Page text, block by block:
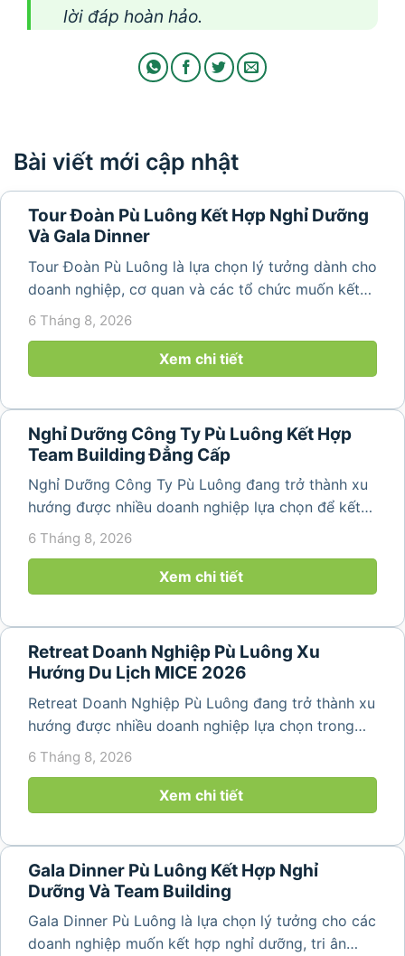
lời đáp hoàn hảo.
Bài viết mới cập nhật
Tour Đoàn Pù Luông Kết Hợp Nghỉ Dưỡng
Và Gala Dinner
Tour Đoàn Pù Luông là lựa chọn lý tưởng dành cho
doanh nghiệp, cơ quan và các tổ chức muốn kết
hợp nghỉ dưỡng, tham quan và tổ chức các hoạt
động gắn kết tập thể. Với cảnh quan thiên nhiên
nguyên sơ, không khí...
6 Tháng 8, 2026
Xem chi tiết
Nghỉ Dưỡng Công Ty Pù Luông Kết Hợp
Team Building Đẳng Cấp
Nghỉ Dưỡng Công Ty Pù Luông đang trở thành xu
hướng được nhiều doanh nghiệp lựa chọn để kết
hợp giữa nghỉ ngơi, tái tạo năng lượng và xây
lịch đơn thuần, nhiều công ty...
6 Tháng 8, 2026
Xem chi tiết
Retreat Doanh Nghiệp Pù Luông Xu
Hướng Du Lịch MICE 2026
Retreat Doanh Nghiệp Pù Luông đang trở thành xu
hướng được nhiều doanh nghiệp lựa chọn trong
năm 2026 khi nhu cầu kết hợp nghỉ dưỡng, hội
họp và gắn kết đội ngũ ngày càng tăng. Không chỉ
mang đến khoảng thời gian thư giãn...
6 Tháng 8, 2026
Xem chi tiết
Gala Dinner Pù Luông Kết Hợp Nghỉ
Dưỡng Và Team Building
Gala Dinner Pù Luông là lựa chọn lý tưởng cho các
doanh nghiệp muốn kết hợp nghỉ dưỡng, tri ân